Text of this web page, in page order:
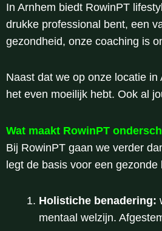
In Arnhem biedt RowinPT
drukke professional bent, een
gezondheid, onze coaching is
Naast dat we op onze locatie
het even moeilijk hebt. Ook al
Wat maakt RowinPT
Bij RowinPT gaan we verder
legt de basis voor een gezonde
Holistiche benadering:
mentaal welzijn.